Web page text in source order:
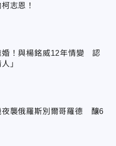
志恩！
婚！與楊銘威12年情變 認
」
夜襲俄羅斯別爾哥羅德 釀6